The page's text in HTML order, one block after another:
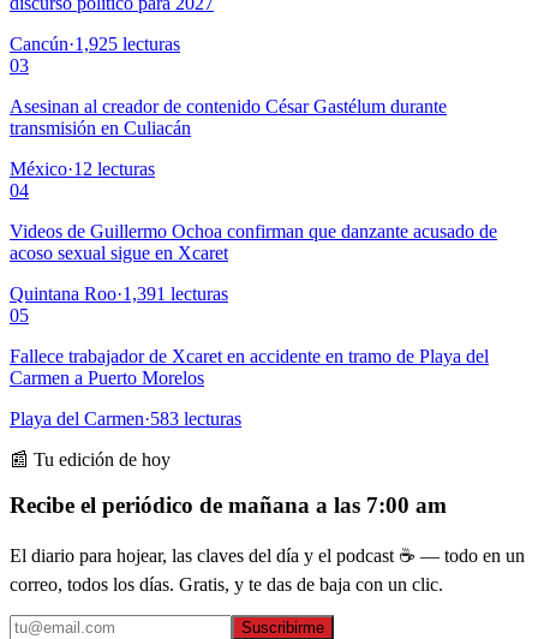
Cancún·1,925 lecturas
03
Asesinan al creador de contenido César Gastélum durante
transmisión en Culiacán
México·12 lecturas
04
Videos de Guillermo Ochoa confirman que danzante acusado de
acoso sexual sigue en Xcaret
Quintana Roo·1,391 lecturas
05
Fallece trabajador de Xcaret en accidente en tramo de Playa del
Carmen a Puerto Morelos
Playa del Carmen·583 lecturas
📰 Tu edición de hoy
Recibe el periódico de mañana a las 7:00 am
El diario para hojear, las claves del día y el podcast ☕ — todo en un
correo, todos los días. Gratis, y te das de baja con un clic.
Suscribirme